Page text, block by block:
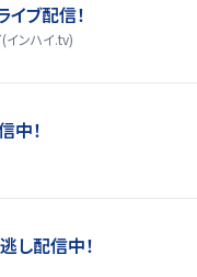
ブ配信！
インハイ.tv)
中！
し配信中！